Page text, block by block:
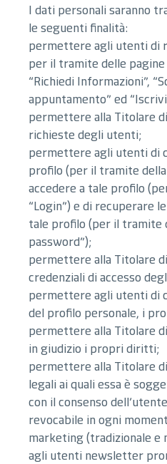
I dati personali saranno
le seguenti finalità:
permettere agli utenti di
per il tramite delle
“Richiedi Informazioni”,
appuntamento” ed
permettere alla Titolare
richieste degli utenti;
permettere agli utenti di
profilo (per il tramite
accedere a tale profilo
“Login”) e di recuperare
tale profilo (per il tramite
password”);
permettere alla Titolare
credenziali di accesso
permettere agli utenti di
del profilo personale, i
permettere alla Titolare
in giudizio i propri diritti;
permettere alla Titolare
legali ai quali essa è
con il consenso
revocabile in ogni
marketing (tradizionale e
agli utenti newsletter